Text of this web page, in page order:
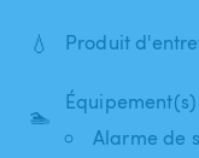
💧 Produit
🏊
Alarme de